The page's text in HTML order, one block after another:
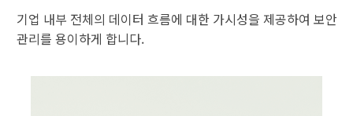
기업 내부 전체의 데이터 흐름에 대한 가시성을 제공하여 보안
관리를 용이하게 합니다.